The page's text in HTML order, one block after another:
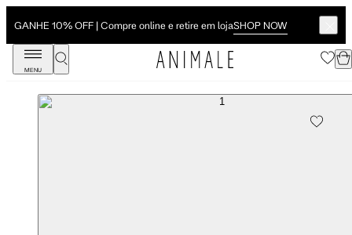
GANHE 10% OFF | Compre online e retire em lojaSHOP NOW
MENU